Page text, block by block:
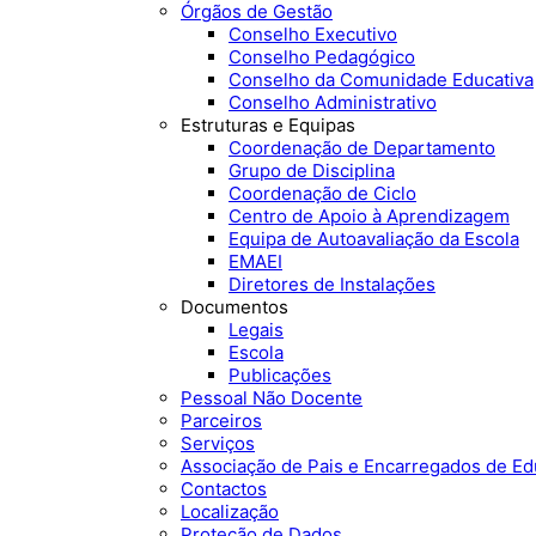
Órgãos de Gestão
Conselho Executivo
Conselho Pedagógico
Conselho da Comunidade Educativa
Conselho Administrativo
Estruturas e Equipas
Coordenação de Departamento
Grupo de Disciplina
Coordenação de Ciclo
Centro de Apoio à Aprendizagem
Equipa de Autoavaliação da Escola
EMAEI
Diretores de Instalações
Documentos
Legais
Escola
Publicações
Pessoal Não Docente
Parceiros
Serviços
Associação de Pais e Encarregados de
Contactos
Localização